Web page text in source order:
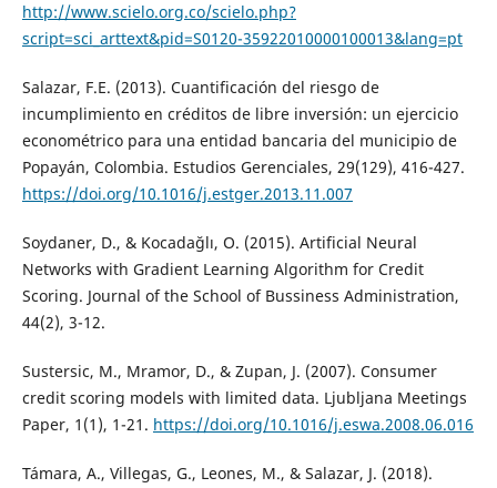
http://www.scielo.org.co/scielo.php?
script=sci_arttext&pid=S0120-35922010000100013&lang=pt
Salazar, F.E. (2013). Cuantificación del riesgo de
incumplimiento en créditos de libre inversión: un ejercicio
econométrico para una entidad bancaria del municipio de
Popayán, Colombia. Estudios Gerenciales, 29(129), 416-427.
https://doi.org/10.1016/j.estger.2013.11.007
Soydaner, D., & Kocadağlı, O. (2015). Artificial Neural
Networks with Gradient Learning Algorithm for Credit
Scoring. Journal of the School of Bussiness Administration,
44(2), 3-12.
Sustersic, M., Mramor, D., & Zupan, J. (2007). Consumer
credit scoring models with limited data. Ljubljana Meetings
Paper, 1(1), 1-21. https://doi.org/10.1016/j.eswa.2008.06.016
Támara, A., Villegas, G., Leones, M., & Salazar, J. (2018).